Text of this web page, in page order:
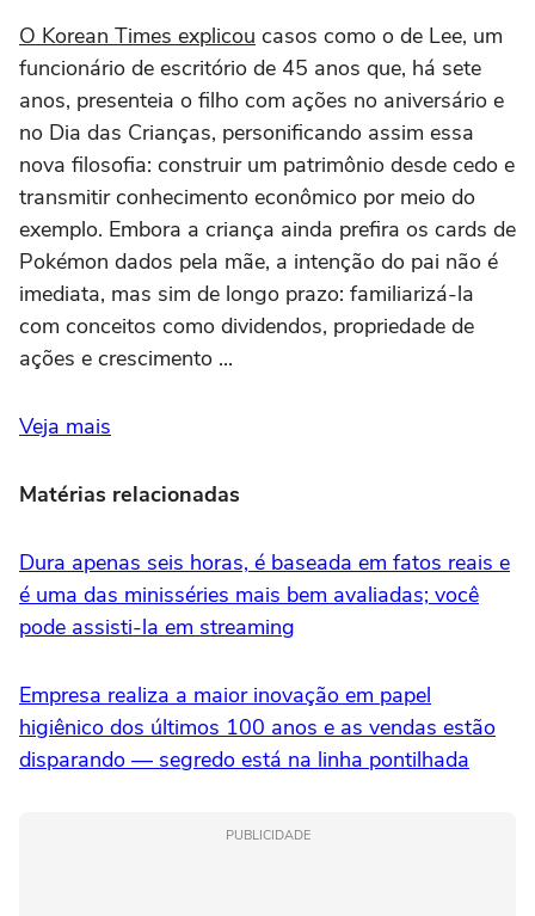
O Korean Times explicou casos como o de Lee, um
funcionário de escritório de 45 anos que, há sete
anos, presenteia o filho com ações no aniversário e
no Dia das Crianças, personificando assim essa
nova filosofia: construir um patrimônio desde cedo e
transmitir conhecimento econômico por meio do
exemplo. Embora a criança ainda prefira os cards de
Pokémon dados pela mãe, a intenção do pai não é
imediata, mas sim de longo prazo: familiarizá-la
com conceitos como dividendos, propriedade de
ações e crescimento ...
Veja mais
Matérias relacionadas
Dura apenas seis horas, é baseada em fatos reais e
é uma das minisséries mais bem avaliadas; você
pode assisti-la em streaming
Empresa realiza a maior inovação em papel
higiênico dos últimos 100 anos e as vendas estão
disparando — segredo está na linha pontilhada
PUBLICIDADE